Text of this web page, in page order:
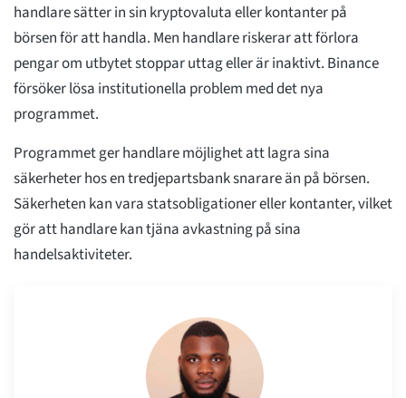
handlare sätter in sin kryptovaluta eller kontanter på
börsen för att handla. Men handlare riskerar att förlora
pengar om utbytet stoppar uttag eller är inaktivt. Binance
försöker lösa institutionella problem med det nya
programmet.
Programmet ger handlare möjlighet att lagra sina
säkerheter hos en tredjepartsbank snarare än på börsen.
Säkerheten kan vara statsobligationer eller kontanter, vilket
gör att handlare kan tjäna avkastning på sina
handelsaktiviteter.